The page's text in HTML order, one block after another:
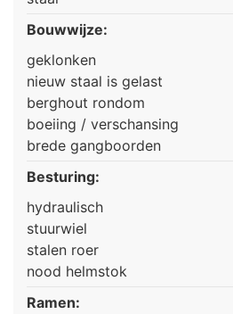
Bouwwijze:
geklonken
nieuw staal is gelast
berghout rondom
boeiing / verschansing
brede gangboorden
Besturing:
hydraulisch
stuurwiel
stalen roer
nood helmstok
Ramen: